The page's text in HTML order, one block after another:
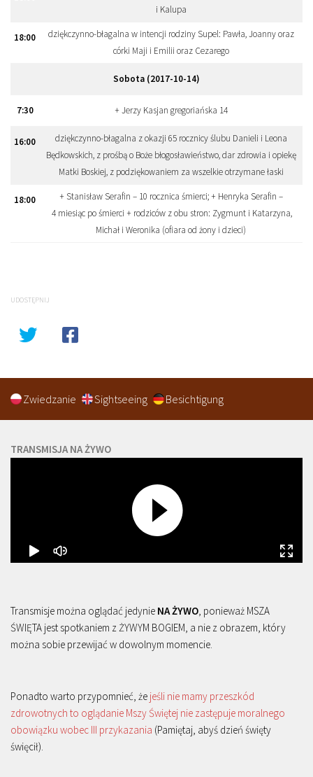
i Kalupa
18:00
dziękczynno-błagalna w intencji rodziny Supel: Pawła, Joanny oraz
córki Maji i Emilii oraz Cezarego
Sobota (2017-10-14)
7:30 + Jerzy Kasjan gregoriańska 14
16:00
dziękczynno-błagalna z okazji 65 rocznicy ślubu Danieli i Leona
Będkowskich, z prośbą o Boże błogosławieństwo, dar zdrowia i opiekę
Matki Boskiej, z podziękowaniem za wszelkie otrzymane łaski
18:00
+ Stanisław Serafin – 10 rocznica śmierci; + Henryka Serafin –
4 miesiąc po śmierci + rodziców z obu stron: Zygmunt i Katarzyna,
Michał i Weronika (ofiara od żony i dzieci)
UDOSTĘPNIJ
Zwiedzanie Sightseeing Besichtigung
TRANSMISJA NA ŻYWO
Transmisje można oglądać jedynie NA ŻYWO , ponieważ MSZA
ŚWIĘTA jest spotkaniem z ŻYWYM BOGIEM, a nie z obrazem, który
można sobie przewijać w dowolnym momencie.
Ponadto warto przypomnieć, że jeśli nie mamy przeszkód
zdrowotnych to oglądanie Mszy Świętej nie zastępuje moralnego
obowiązku wobec III przykazania (Pamiętaj, abyś dzień święty
święcił).